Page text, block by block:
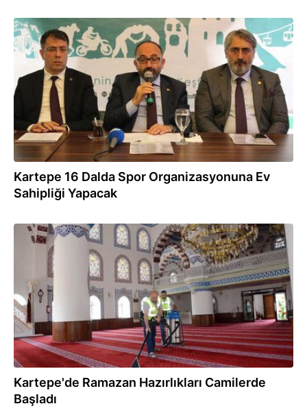
04.05.2018
Kartepe 16 Dalda Spor Organizasyonuna Ev
Sahipliği Yapacak
28.04.2018
Kartepe'de Ramazan Hazırlıkları Camilerde
Başladı